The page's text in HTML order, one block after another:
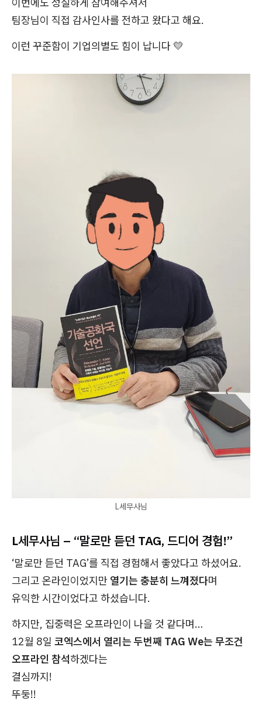
팀장님이 직접 감사인사를 전하고 왔다고 해요.
이런 꾸준함이 기업의별도 힘이 납니다 💛
L세무사님
L세무사님 – “말로만 듣던 TAG, 드디어 경험!”
‘말로만 듣던 TAG’를 직접 경험해서 좋았다고 하셨어요.
그리고 온라인이었지만 열기는 충분히 느껴졌다며
유익한 시간이었다고 하셨습니다.
하지만, 집중력은 오프라인이 나을 것 같다며…
12월 8일 코엑스에서 열리는 두번째 TAG We는 무조건
오프라인 참석하겠다는
결심까지!
뚜둥!!